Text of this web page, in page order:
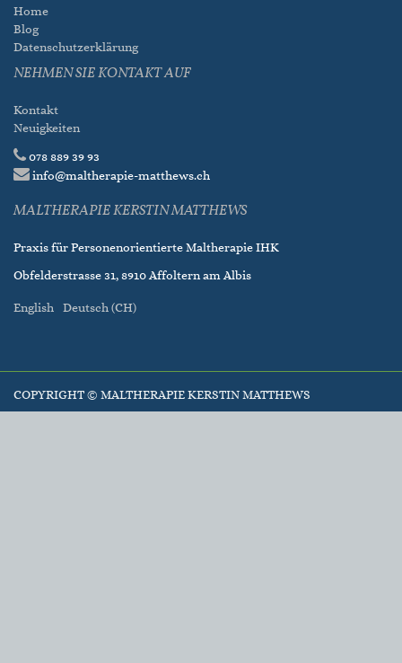
Home
Blog
Datenschutzerklärung
NEHMEN SIE KONTAKT AUF
Kontakt
Neuigkeiten
078 889 39 93
info@maltherapie-matthews.ch
MALTHERAPIE KERSTIN MATTHEWS
Praxis für Personenorientierte Maltherapie IHK
Obfelderstrasse 31, 8910 Affoltern am Albis
English Deutsch (CH)
COPYRIGHT © MALTHERAPIE KERSTIN MATTHEWS